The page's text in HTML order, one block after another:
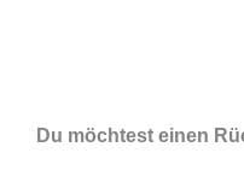
Du möchtest einen